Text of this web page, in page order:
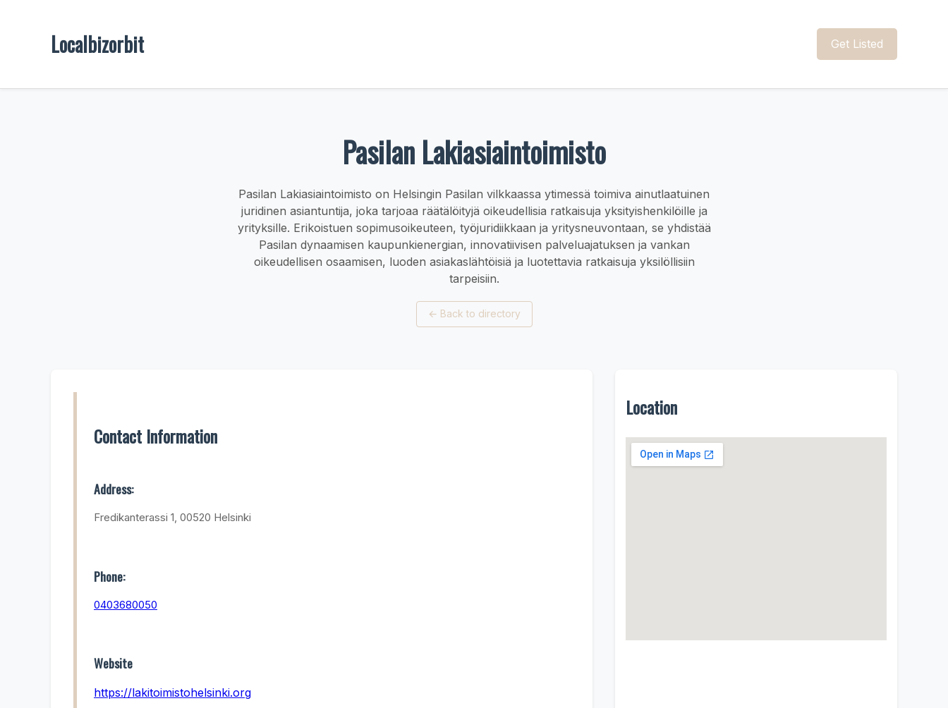
Localbizorbit Get Listed
Pasilan Lakiasiaintoimisto
Pasilan Lakiasiaintoimisto on Helsingin Pasilan vilkkaassa ytimessä toimiva ainutlaatuinen
juridinen asiantuntija, joka tarjoaa räätälöityjä oikeudellisia ratkaisuja yksityishenkilöille ja
yrityksille. Erikoistuen sopimusoikeuteen, työjuridiikkaan ja yritysneuvontaan, se yhdistää
Pasilan dynaamisen kaupunkienergian, innovatiivisen palveluajatuksen ja vankan
oikeudellisen osaamisen, luoden asiakaslähtöisiä ja luotettavia ratkaisuja yksilöllisiin
tarpeisiin.
← Back to directory
Contact Information
Address:
Fredikanterassi 1, 00520 Helsinki
Phone:
0403680050
Website
https://lakitoimistohelsinki.org
Location